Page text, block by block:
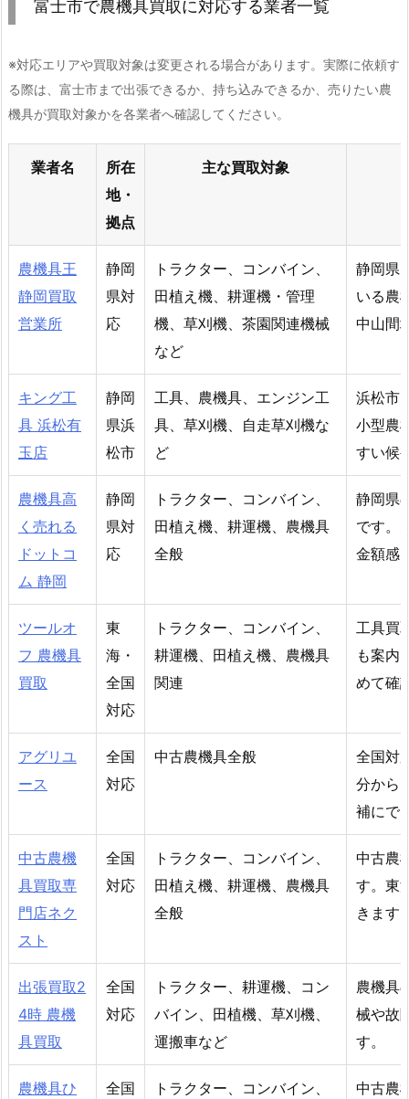
富士市で農機具買取に対応する業者一覧
※対応エリアや買取対象は変更される場合があります。実際に依頼す
る際は、富士市まで出張できるか、持ち込みできるか、売りたい農
機具が買取対象かを各業者へ確認してください。
業者名
所在
地・
拠点
主な買取対象
農機具王
静岡買取
営業所
静岡
県対
応
トラクター、コンバイン、
田植え機、耕運機・管理
機、草刈機、茶園関連機械
など
静岡県
いる農
中山間
キング工
具 浜松有
玉店
静岡
県浜
松市
工具、農機具、エンジン工
具、草刈機、自走草刈機な
ど
浜松市
小型農
すい候
農機具高
く売れる
ドットコ
ム 静岡
静岡
県対
応
トラクター、コンバイン、
田植え機、耕運機、農機具
全般
静岡県
です。
金額感
ツールオ
フ 農機具
買取
東
海・
全国
対応
トラクター、コンバイン、
耕運機、田植え機、農機具
関連
工具買
も案内
めて確
アグリユ
ース
全国
対応
中古農機具全般
全国対
分から
補にで
中古農機
具買取専
門店ネク
スト
全国
対応
トラクター、コンバイン、
田植え機、耕運機、農機具
全般
中古農
す。東
きます
出張買取2
4時 農機
具買取
全国
対応
トラクター、耕運機、コン
バイン、田植機、草刈機、
運搬車など
農機具
械や故
す。
農機具ひ
全国
トラクター、コンバイン、
中古農